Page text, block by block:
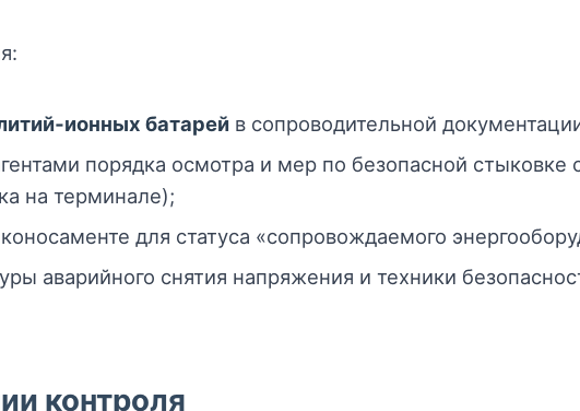
батарей в сопроводительной
порядка осмотра и мер по безопасной стыковке
на терминале);
для статуса «сопровождаемого
аварийного снятия напряжения и техники
контроля